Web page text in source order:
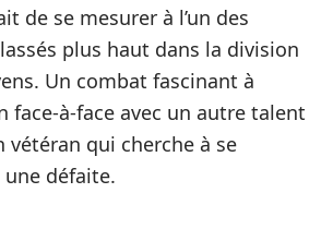
de se mesurer à l’un des
plus haut dans la division
Un combat fascinant à
face-à-face avec un autre talent
qui cherche à se
défaite.